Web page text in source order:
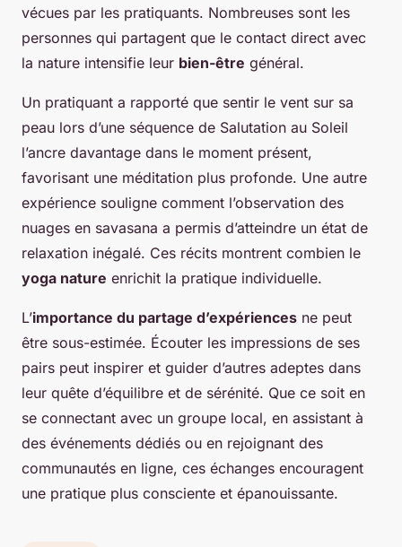
vécues par les pratiquants. Nombreuses sont les
personnes qui partagent que le contact direct avec
la nature intensifie leur bien-être général.
Un pratiquant a rapporté que sentir le vent sur sa
peau lors d’une séquence de Salutation au Soleil
l’ancre davantage dans le moment présent,
favorisant une méditation plus profonde. Une autre
expérience souligne comment l’observation des
nuages en savasana a permis d’atteindre un état de
relaxation inégalé. Ces récits montrent combien le
yoga nature enrichit la pratique individuelle.
L’importance du partage d’expériences ne peut
être sous-estimée. Écouter les impressions de ses
pairs peut inspirer et guider d’autres adeptes dans
leur quête d’équilibre et de sérénité. Que ce soit en
se connectant avec un groupe local, en assistant à
des événements dédiés ou en rejoignant des
communautés en ligne, ces échanges encouragent
une pratique plus consciente et épanouissante.